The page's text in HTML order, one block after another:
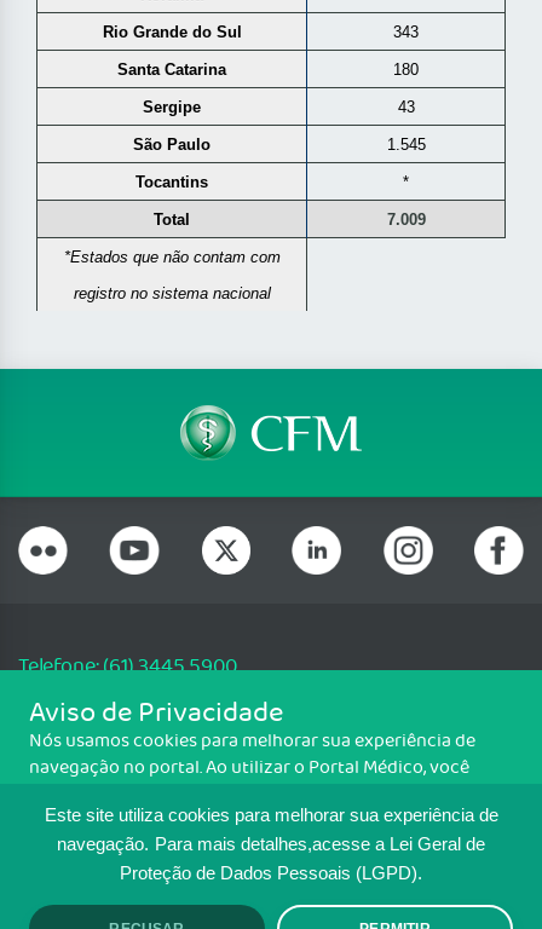
Este site utiliza cookies para melhorar sua experiência de
navegação. Para mais detalhes,acesse a Lei Geral de
Proteção de Dados Pessoais (LGPD).
Rio Grande do Sul 343
Santa Catarina 180
Sergipe 43
São Paulo 1.545
Tocantins *
Total 7.009
*Estados que não contam com
registro no sistema nacional
Telefone: (61) 3445 5900
Email: cfm@portalmedico.org.br
SGAS 616, Conjunto D, Lote 115, L2 Sul, Brasília/DF - CEP: 70200-760 -
CNPJ: 33.583.550/0001-30
MAPA DO SITE
TRANSPARÊNCIA E PRESTAÇÃO DE
Aviso de Privacidade
Nós usamos cookies para melhorar sua experiência de
navegação no portal. Ao utilizar o Portal Médico, você
Para ter mais informações sobre como isso é feito, acesse
Política de cookies. Se você concorda, clique em ACEITO.